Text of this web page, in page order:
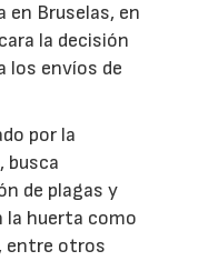
en Bruselas, en
la decisión
los envíos de
por la
, busca
de plagas y
la huerta como
entre otros